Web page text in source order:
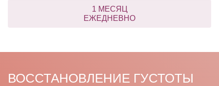
1 МЕСЯЦ
ЕЖЕДНЕВНО
ВОССТАНОВЛЕНИЕ ГУСТОТЫ